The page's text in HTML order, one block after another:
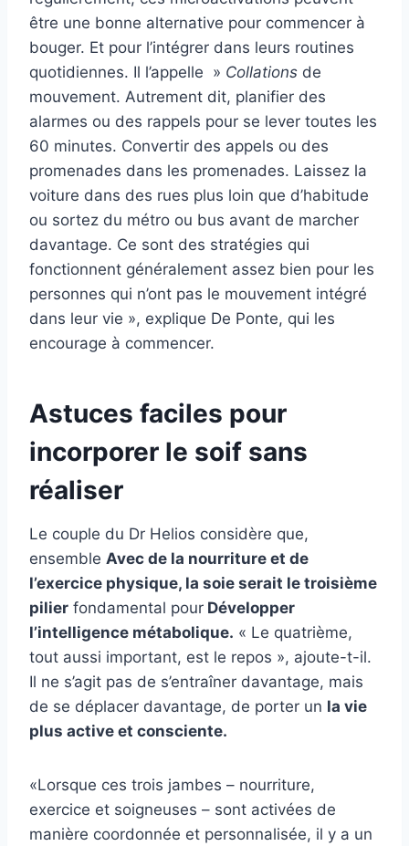
être une bonne alternative pour commencer à
bouger. Et pour l’intégrer dans leurs routines
quotidiennes. Il l’appelle » Collations de
mouvement. Autrement dit, planifier des
alarmes ou des rappels pour se lever toutes les
60 minutes. Convertir des appels ou des
promenades dans les promenades. Laissez la
voiture dans des rues plus loin que d’habitude
ou sortez du métro ou bus avant de marcher
davantage. Ce sont des stratégies qui
fonctionnent généralement assez bien pour les
personnes qui n’ont pas le mouvement intégré
dans leur vie », explique De Ponte, qui les
encourage à commencer.
Astuces faciles pour
incorporer le soif sans
réaliser
Le couple du Dr Helios considère que,
ensemble Avec de la nourriture et de
l’exercice physique, la soie serait le troisième
pilier fondamental pour Développer
l’intelligence métabolique. « Le quatrième,
tout aussi important, est le repos », ajoute-t-il.
Il ne s’agit pas de s’entraîner davantage, mais
de se déplacer davantage, de porter un la vie
plus active et consciente.
«Lorsque ces trois jambes – nourriture,
exercice et soigneuses – sont activées de
manière coordonnée et personnalisée, il y a un